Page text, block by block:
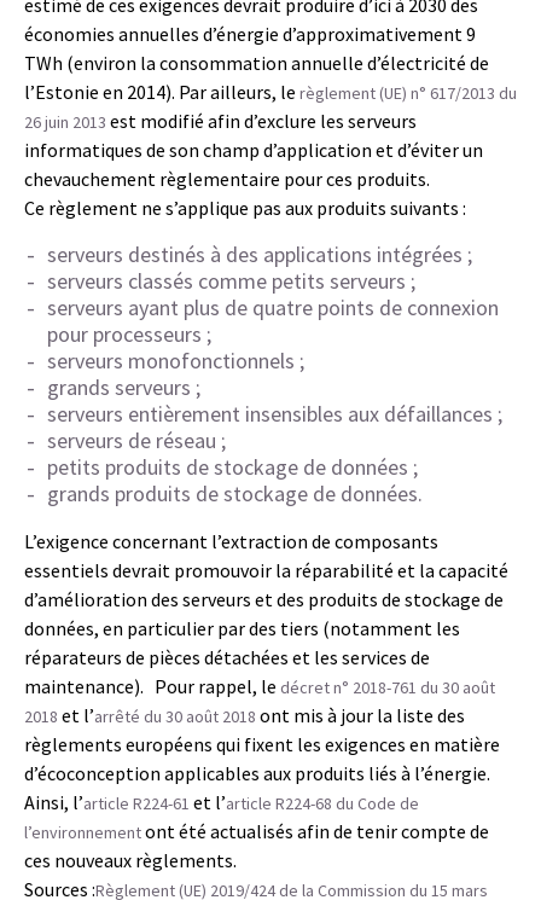
économies annuelles d’énergie d’approximativement 9
TWh (environ la consommation annuelle d’électricité de
l’Estonie en 2014). Par ailleurs, le règlement (UE) n° 617/2013 du
26 juin 2013 est modifié afin d’exclure les serveurs
informatiques de son champ d’application et d’éviter un
chevauchement règlementaire pour ces produits.
Ce règlement ne s’applique pas aux produits suivants :
serveurs destinés à des applications intégrées ;
serveurs classés comme petits serveurs ;
serveurs ayant plus de quatre points de connexion
pour processeurs ;
serveurs monofonctionnels ;
grands serveurs ;
serveurs entièrement insensibles aux défaillances ;
serveurs de réseau ;
petits produits de stockage de données ;
grands produits de stockage de données.
L’exigence concernant l’extraction de composants
essentiels devrait promouvoir la réparabilité et la capacité
d’amélioration des serveurs et des produits de stockage de
données, en particulier par des tiers (notamment les
réparateurs de pièces détachées et les services de
maintenance). Pour rappel, le décret n° 2018-761 du 30 août
2018 et l’arrêté du 30 août 2018 ont mis à jour la liste des
règlements européens qui fixent les exigences en matière
d’écoconception applicables aux produits liés à l’énergie.
Ainsi, l’article R224-61 et l’article R224-68 du Code de
l’environnementont été actualisés afin de tenir compte de
ces nouveaux règlements.
Sources :Règlement (UE) 2019/424 de la Commission du 15 mars